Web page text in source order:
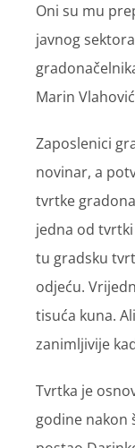
Oni su mu
javnog
Marin
Zaposlenici
novinar, a
tvrtke
jedna od tvrtki
tu gradsku
odjeću.
tisuća kuna.
zanimljivije
Tvrtka je
godine nakon